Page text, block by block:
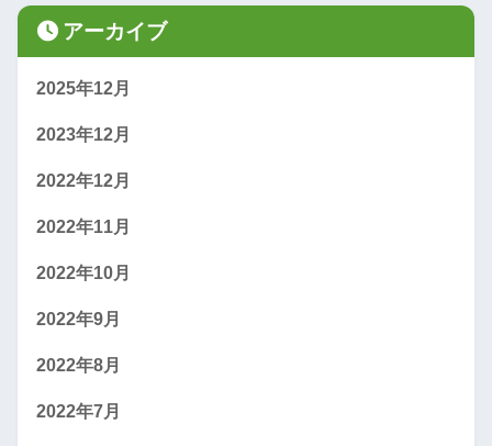
アーカイブ
2025年12月
2023年12月
2022年12月
2022年11月
2022年10月
2022年9月
2022年8月
2022年7月